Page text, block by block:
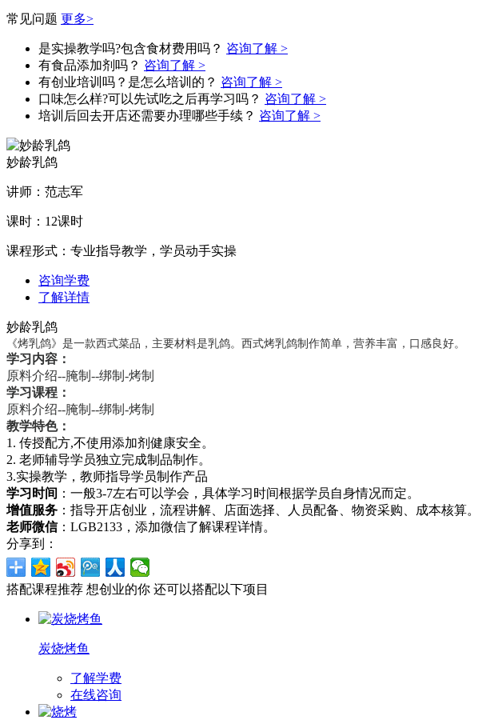
常见问题 更多>
是实操教学吗?包含食材费用吗？ 咨询了解 >
有食品添加剂吗？ 咨询了解 >
有创业培训吗？是怎么培训的？ 咨询了解 >
口味怎么样?可以先试吃之后再学习吗？ 咨询了解 >
培训后回去开店还需要办理哪些手续？ 咨询了解 >
妙龄乳鸽
讲师：范志军
课时：12课时
课程形式：专业指导教学，学员动手实操
咨询学费
了解详情
妙龄乳鸽
《烤乳鸽》是一款西式菜品，主要材料是乳鸽。 西式烤乳鸽制作简单，营养丰富，口感良好。
学习内容：
原料介绍--腌制--绑制-烤制
学习课程：
原料介绍--腌制--绑制-烤制
教学特色：
1. 传授配方,不使用添加剂健康安全。
2. 老师辅导学员独立完成制品制作。
3.实操教学，教师指导学员制作产品
学习时间 ：一般3-7左右可以学会，具体学习时间根据学员自身情况而定。
增值服务 ：指导开店创业，流程讲解、店面选择、人员配备、物资采购、成本核算。
老师微信：LGB2133，添加微信了解课程详情。
分享到：
搭配课程推荐 想创业的你 还可以搭配以下项目
炭烧烤鱼
了解学费
在线咨询